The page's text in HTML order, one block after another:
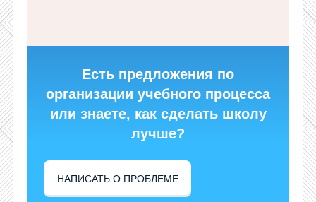
Есть предложения по
организации учебного процесса
или знаете, как сделать школу
лучше?
НАПИСАТЬ О ПРОБЛЕМЕ